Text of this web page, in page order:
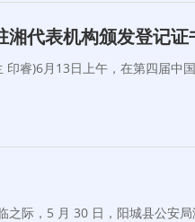
湘代表机构颁发登记证
睿)6月13日上午，在第四届中
际，5 月 30 日，阳城县公安局